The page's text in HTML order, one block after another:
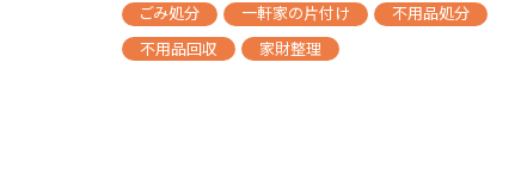
ごみ処分 一軒家の片付け
不用品処分
不用品回収
家財整理